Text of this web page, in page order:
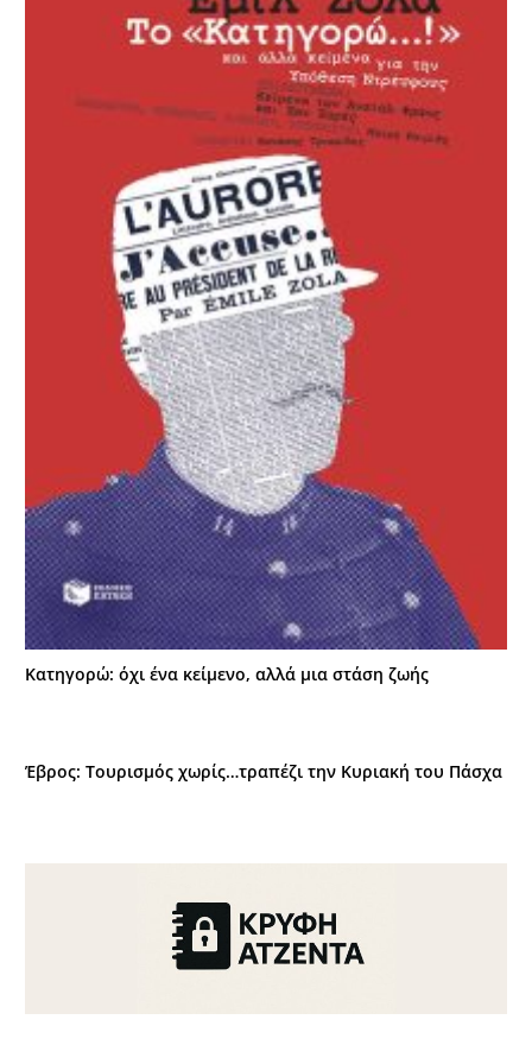
Κατηγορώ: όχι ένα κείμενο, αλλά μια στάση ζωής
Έβρος: Τουρισμός χωρίς…τραπέζι την Κυριακή του Πάσχα